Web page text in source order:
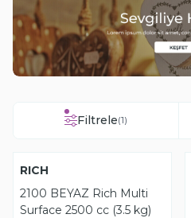
Filtrele(1)
Tükendi
YENI
RICH
2100 BEYAZ Rich Multi
Surface 2500 cc (3.5 kg)